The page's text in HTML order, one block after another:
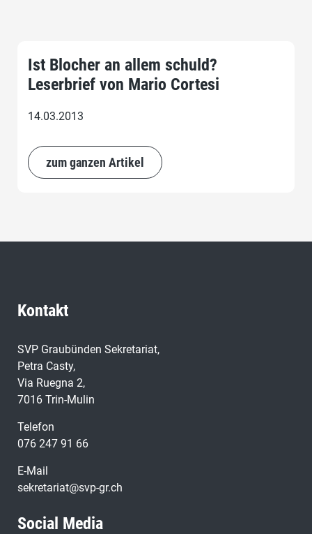
Ist Blocher an allem schuld?
Leserbrief von Mario Cortesi
14.03.2013
zum ganzen Artikel
Kontakt
SVP Graubünden Sekretariat,
Petra Casty,
Via Ruegna 2,
7016 Trin-Mulin
Telefon
076 247 91 66
E-Mail
sekretariat@svp-gr.ch
Social Media